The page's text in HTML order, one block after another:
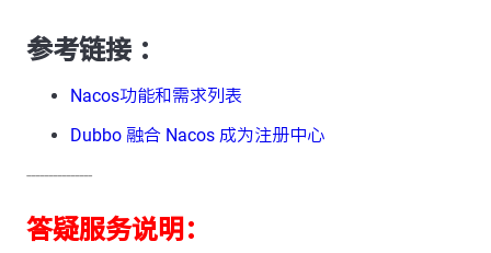
参考链接 ：
Nacos功能和需求列表
Dubbo 融合 Nacos 成为注册中心
---------------
答疑服务说明：